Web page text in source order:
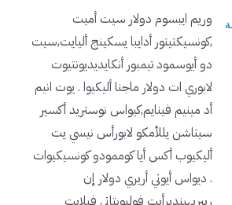
وريم ايبسوم دولار سيت أميت
,كونسيكتيتور أدايبا يسكينج أليايت,سيت
دو أيوسمود تيمبور أنكايديديونتيوت
لابوري ات دولار ماجنا أليكيوا . يوت انيم
أد مينيم فينايم,كيواس نوستريد أكسير
سيتاشن يللأمكو لابورأس نيسي يت
أليكيوب أكس أيا كوممودو كونسيكيوات
. ديواس أيوتي أريري دولار إن
ريبريهينديرأيت فوليوبتاتي فيلايت